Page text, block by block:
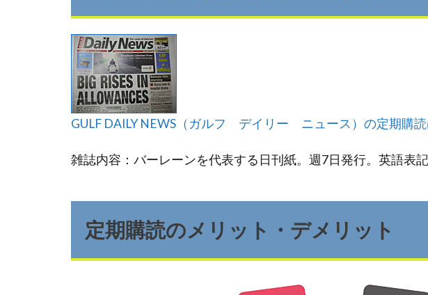
GULF DAILY NEWS（ガルフ デイリー ニュース）の定期購読
雑誌内容：バーレーンを代表する日刊紙。週7日発行。英語表記
定期購読のメリット・デメリット